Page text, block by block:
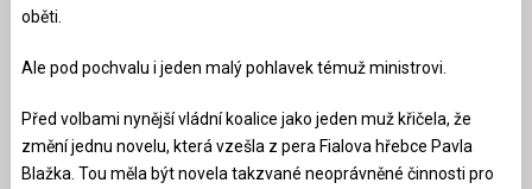
oběti.
Ale pod pochvalu i jeden malý pohlavek témuž ministrovi.
Před volbami nynější vládní koalice jako jeden muž křičela, že
změní jednu novelu, která vzešla z pera Fialova hřebce Pavla
Blažka. Tou měla být novela takzvané neoprávněné činnosti pro